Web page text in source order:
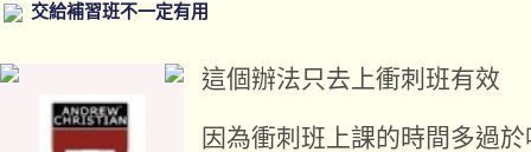
交給補習班不一定有用
這個辦法只去上衝刺班有效
因為衝刺班上課的時間多過